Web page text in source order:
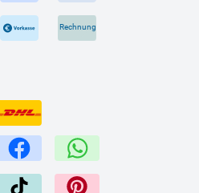
Rechnung